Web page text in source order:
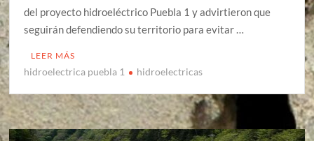
del proyecto hidroeléctrico Puebla 1 y advirtieron que
seguirán defendiendo su territorio para evitar …
LEER MÁS
hidroelectrica puebla 1 hidroelectricas